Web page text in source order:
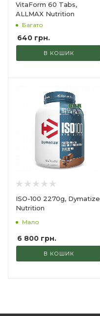
VitaForm 60 Tabs,
ALLMAX Nutrition
Багато
640 грн.
В КОШИК
ISO-100 2270g, Dymatize
Nutrition
Мало
6 800 грн.
В КОШИК